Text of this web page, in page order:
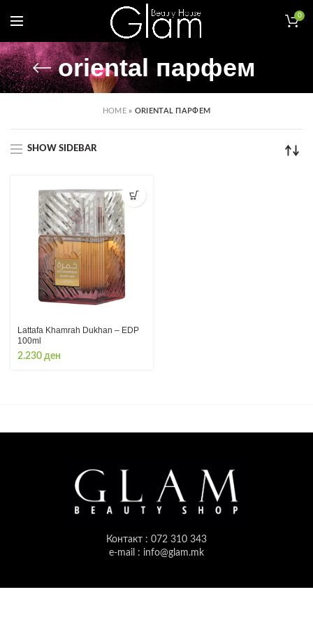
0
oriental парфем
HOME» ORIENTAL ПАРФЕМ
SHOW SIDEBAR
Lattafa Khamrah Dukhan – EDP
100ml
2.230 ден
Контакт : 072 310 343
e-mail : info@glam.mk